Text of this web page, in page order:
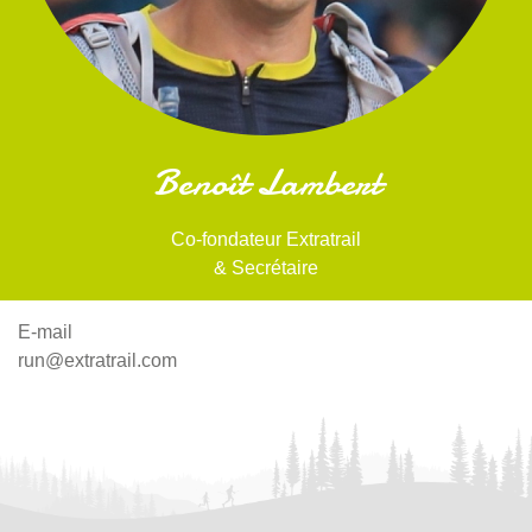
Benoît Lambert
Co-fondateur Extratrail
& Secrétaire
E-mail
run@extratrail.com